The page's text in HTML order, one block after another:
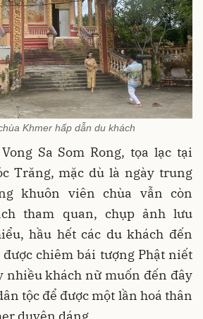
Khmer hấp dẫn du khách
Sa Som Rong, tọa lạc tại
Trăng, mặc dù là ngày trung
khuôn viên chùa vẫn còn
tham quan, chụp ảnh lưu
hầu hết các du khách đến
chiêm bái tượng Phật niết
nhiều khách nữ muốn đến đây
tộc để được một lần hoá thân